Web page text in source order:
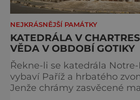
NEJKRÁSNĚJŠÍ PAMÁTKY
KATEDRÁLA V
VĚDA V OBDOBÍ GOTIKY
Řekne-li se katedrála
vybaví Paříž a hrbatého
Jenže chrámy zasvěcené